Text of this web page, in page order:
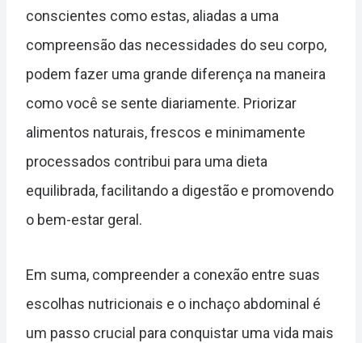
conscientes como estas, aliadas a uma
compreensão das necessidades do seu corpo,
podem fazer uma grande diferença na maneira
como você se sente diariamente. Priorizar
alimentos naturais, frescos e minimamente
processados contribui para uma dieta
equilibrada, facilitando a digestão e promovendo
o bem-estar geral.
Em suma, compreender a conexão entre suas
escolhas nutricionais e o inchaço abdominal é
um passo crucial para conquistar uma vida mais